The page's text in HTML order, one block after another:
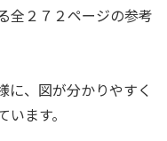
全２７２ページの参考
に、図が分かりやすく
ます。